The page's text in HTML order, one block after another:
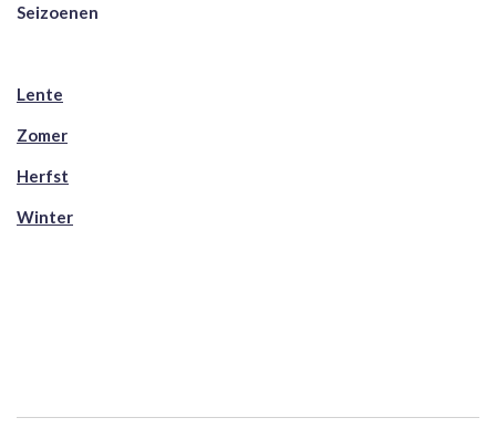
Seizoenen
Lente
Zomer
Herfst
Winter